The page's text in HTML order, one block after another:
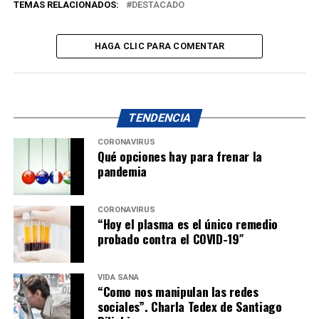
TEMAS RELACIONADOS: DESTACADO
HAGA CLIC PARA COMENTAR
TENDENCIA
CORONAVIRUS
Qué opciones hay para frenar la
pandemia
CORONAVIRUS
“Hoy el plasma es el único remedio
probado contra el COVID-19″
VIDA SANA
“Como nos manipulan las redes
sociales”. Charla Tedex de Santiago